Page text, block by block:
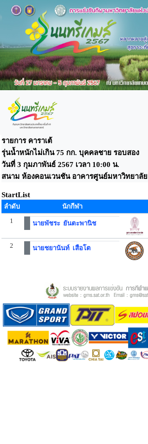
รายการ คาราเต้
รุ่นน้ำหนักไม่เกิน 75 กก. บุคคลชาย รอบสอง
วันที่ 3 กุมภาพันธ์ 2567 เวลา 10:00 น.
สนาม ห้องคอนเวนชัน อาคารศูนย์มหาวิทยาลัย
StartList
ลำดับ นักกีฬา
1
นายพัชระ ยันตะพานิช
2 นายชยานันท์ เสือโต